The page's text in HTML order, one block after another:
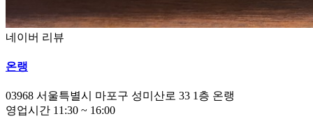
네이버 리뷰
온랭
03968 서울특별시 마포구 성미산로 33 1층 온랭
영업시간 11:30 ~ 16:00